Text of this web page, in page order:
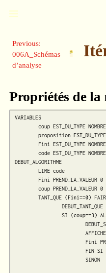
Previous:
006A_Schémas
d’analyse
Propriétés de
VARIABLES
DEBUT_ALGORITHME